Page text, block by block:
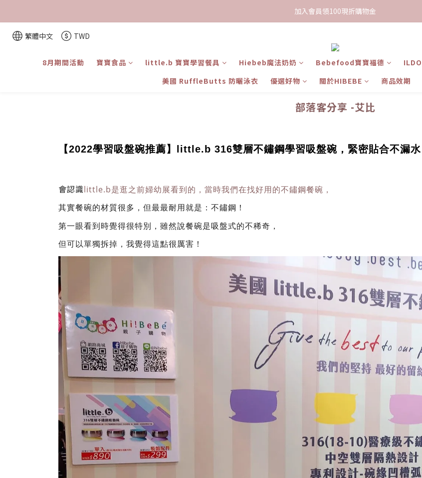
限時下單送餅乾乙包，滿$999免運
加入會員領100現折購物金
繁體中文 TWD
8月期間活動 寶寶食品 little.b 寶寶學習餐具 Hiebeb魔法奶奶 Bebefood寶寶福德
美國 RuffleButts 防曬泳衣
優選好物 關於HIBEBE 商品效期
部落客分享 -艾比
【2022學習吸盤碗推薦】little.b 316雙層不鏽鋼學習吸盤碗，緊密貼合不漏
會認識little.b是逛之前婦幼展看到的，當時我們在找好用的不鏽鋼餐碗，
其實餐碗的材質很多，但最最耐用就是：不鏽鋼！
第一眼看到時覺得很特別，雖然說餐碗是吸盤式的不稀奇，
但可以單獨拆掉，我覺得這點很厲害！